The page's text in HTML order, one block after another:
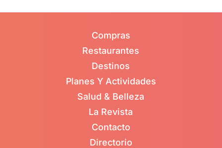
Compras
Restaurantes
Destinos
Planes Y Actividades
Salud & Belleza
La Revista
Contacto
Directorio